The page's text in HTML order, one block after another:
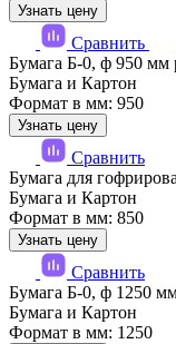
Узнать цену
Сравнить
Бумага Б-0, ф 950 мм
Бумага и Картон
Формат в мм: 950
Узнать цену
Сравнить
Бумага для
Бумага и Картон
Формат в мм: 850
Узнать цену
Сравнить
Бумага Б-0, ф 1250
Бумага и Картон
Формат в мм: 1250